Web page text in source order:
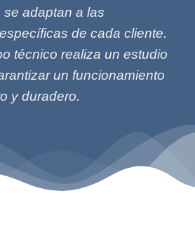
adaptan a las
de cada cliente.
técnico realiza un estudio
un funcionamiento
y duradero.